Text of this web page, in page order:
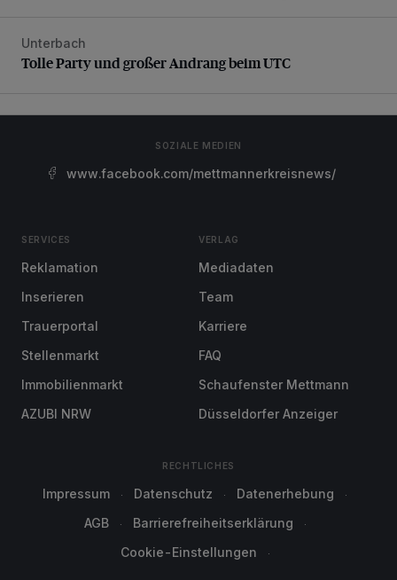
Tolle Party und großer Andrang beim UTC
Unterbach
Tolle Party und großer Andrang beim UTC
SOZIALE MEDIEN
www.facebook.com/mettmannerkreisnews/
SERVICES
Reklamation
Inserieren
Trauerportal
Stellenmarkt
Immobilienmarkt
AZUBI NRW
VERLAG
Mediadaten
Team
Karriere
FAQ
Schaufenster Mettmann
Düsseldorfer Anzeiger
RECHTLICHES
Impressum Datenschutz
Datenerhebung
AGB
Barrierefreiheitserklärung
Cookie-Einstellungen